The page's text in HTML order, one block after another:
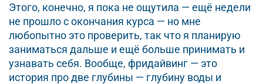
Этого, конечно, я пока не ощутила — ещё недели
не прошло с окончания курса — но мне
любопытно это проверить, так что я планирую
заниматься дальше и ещё больше принимать и
узнавать себя. Вообще, фридайвинг — это
история про две глубины — глубину воды и